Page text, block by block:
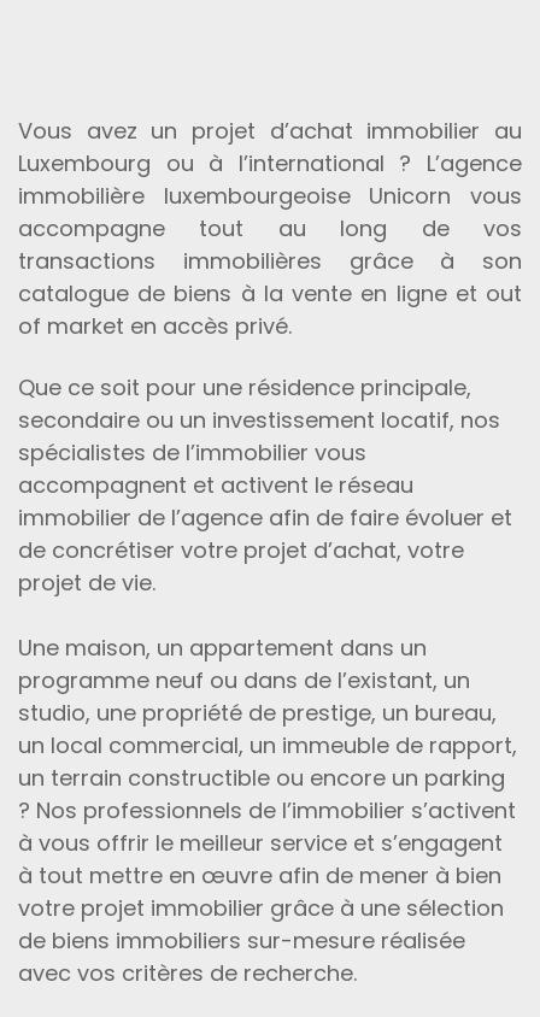
Vous avez un projet d’achat immobilier au
Luxembourg ou à l’international ? L’agence
immobilière luxembourgeoise Unicorn vous
accompagne tout au long de vos
transactions immobilières grâce à son
catalogue de biens à la vente en ligne et out
of market en accès privé.
Que ce soit pour une résidence principale,
secondaire ou un investissement locatif, nos
spécialistes de l’immobilier vous
accompagnent et activent le réseau
immobilier de l’agence afin de faire évoluer et
de concrétiser votre projet d’achat, votre
projet de vie.
Une maison, un appartement dans un
programme neuf ou dans de l’existant, un
studio, une propriété de prestige, un bureau,
un local commercial, un immeuble de rapport,
un terrain constructible ou encore un parking
? Nos professionnels de l’immobilier s’activent
à vous offrir le meilleur service et s’engagent
à tout mettre en œuvre afin de mener à bien
votre projet immobilier grâce à une sélection
de biens immobiliers sur-mesure réalisée
avec vos critères de recherche.